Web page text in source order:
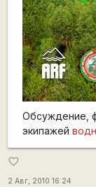
Обсуждение,
экипажей
favorite_border
2 Авг, 2010 16:24